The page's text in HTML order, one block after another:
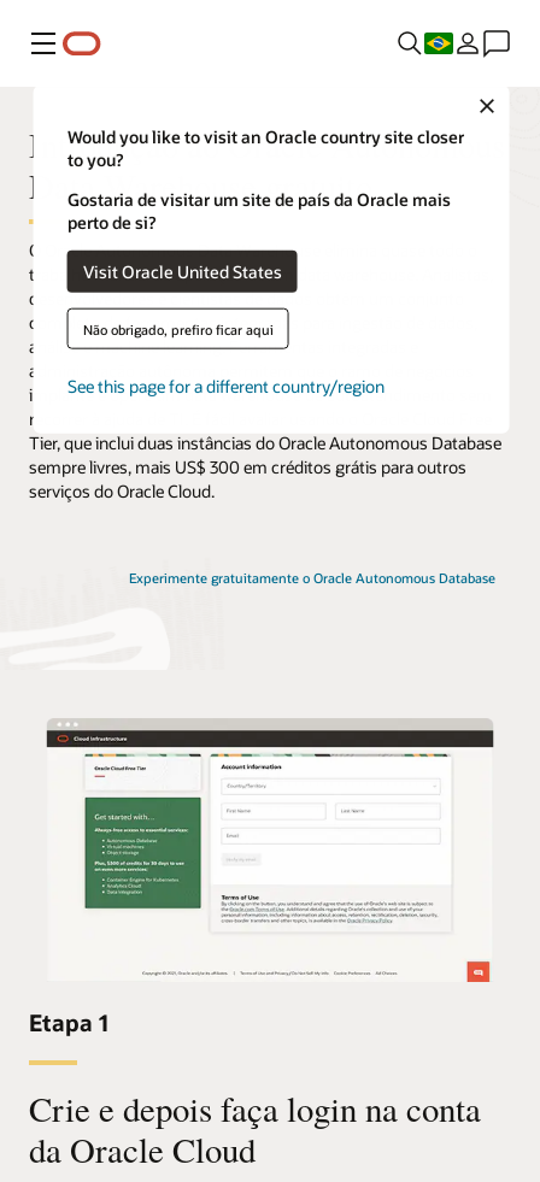
Menu
Would you like to visit an Oracle country site closer
to you?
Gostaria de visitar um site de país da Oracle mais
perto de si?
Visit Oracle United States
Não obrigado, prefiro ficar aqui
See this page for a different country/region
Experimente gratuitamente o Oracle Autonomous Database
Introdução ao Oracle Autonomous
Data Warehouse gratuito
O Oracle Autonomous Data Warehouse elimina quase todo o
trabalho manual da operação de um data warehouse. Analistas,
desenvolvedores e cientistas de dados obtêm um conjunto
completo de ferramentas integradas para ingestão de dados,
análise e machine learning. Ferramentas integradas e
administração autônoma permitem que o ramo de negócios
implante e opere um data warehouse de autoatendimento sem
recorrer à ajuda de TI. É fácil avaliar usando o Oracle Cloud Free
Tier, que inclui duas instâncias do Oracle Autonomous Database
sempre livres, mais US$ 300 em créditos grátis para outros
serviços do Oracle Cloud.
Etapa 1
Crie e depois faça login na conta
da Oracle Cloud